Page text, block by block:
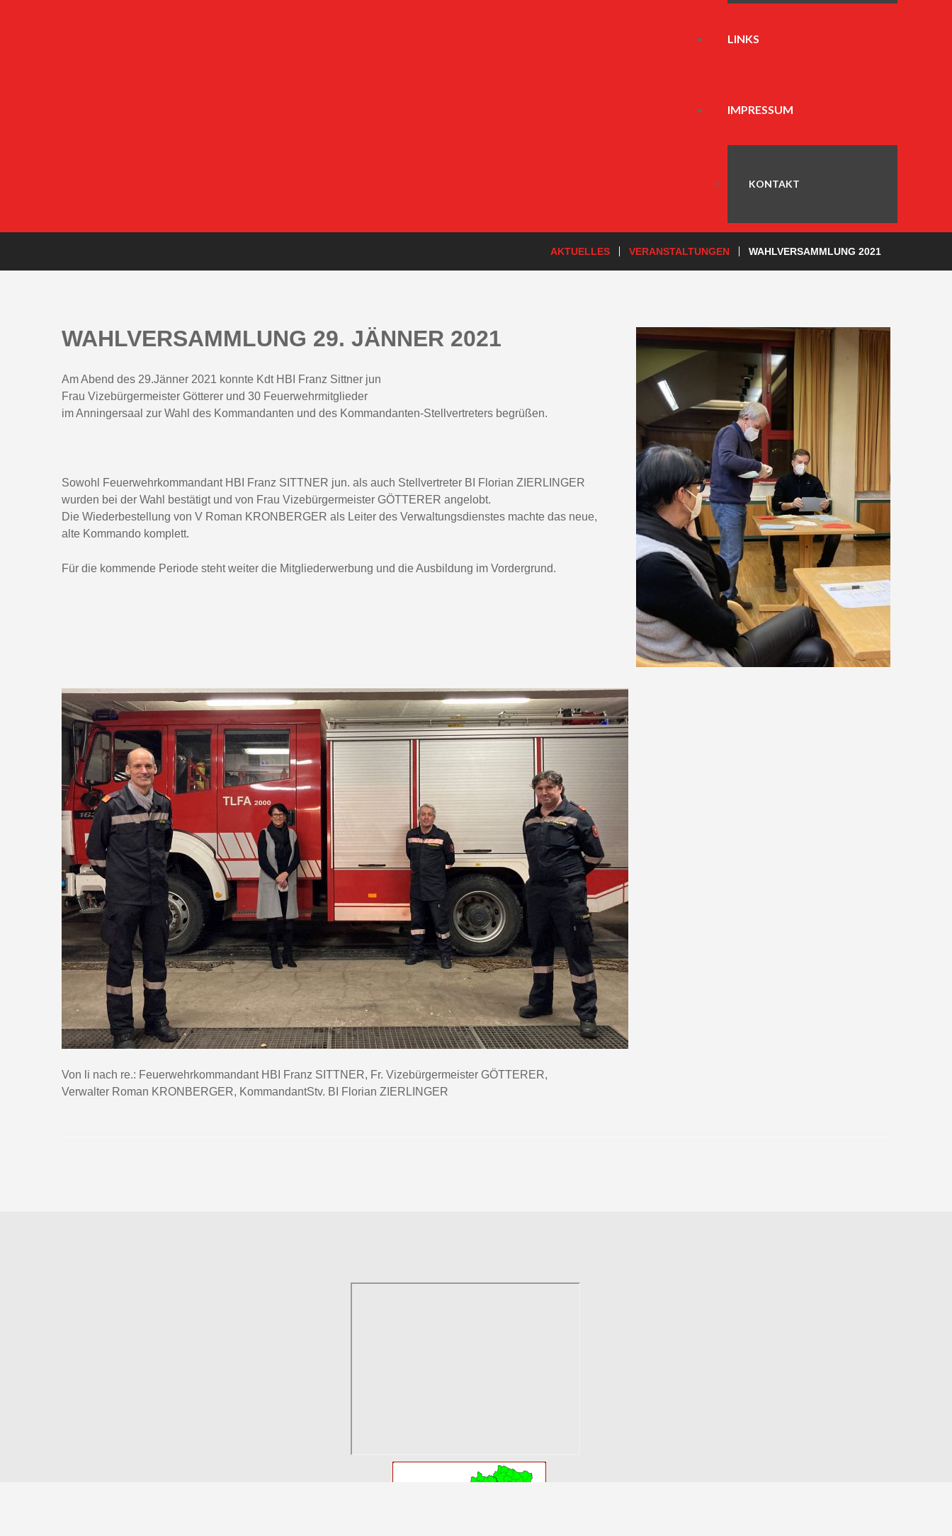
LINKS
IMPRESSUM
KONTAKT
AKTUELLES VERANSTALTUNGEN WAHLVERSAMMLUNG 2021
WAHLVERSAMMLUNG 29. JÄNNER 2021
Am Abend des 29.Jänner 2021 konnte Kdt HBI Franz Sittner jun
Frau Vizebürgermeister Götterer und 30 Feuerwehrmitglieder
im Anningersaal zur Wahl des Kommandanten und des Kommandanten-Stellvertreters begrüßen.
Sowohl Feuerwehrkommandant HBI Franz SITTNER jun. als auch Stellvertreter BI Florian ZIERLINGER
wurden bei der Wahl bestätigt und von Frau Vizebürgermeister GÖTTERER angelobt.
Die Wiederbestellung von V Roman KRONBERGER als Leiter des Verwaltungsdienstes machte das neue,
alte Kommando komplett.
Für die kommende Periode steht weiter die Mitgliederwerbung und die Ausbildung im Vordergrund.
Von li nach re.: Feuerwehrkommandant HBI Franz SITTNER, Fr. Vizebürgermeister GÖTTERER,
Verwalter Roman KRONBERGER, KommandantStv. BI Florian ZIERLINGER